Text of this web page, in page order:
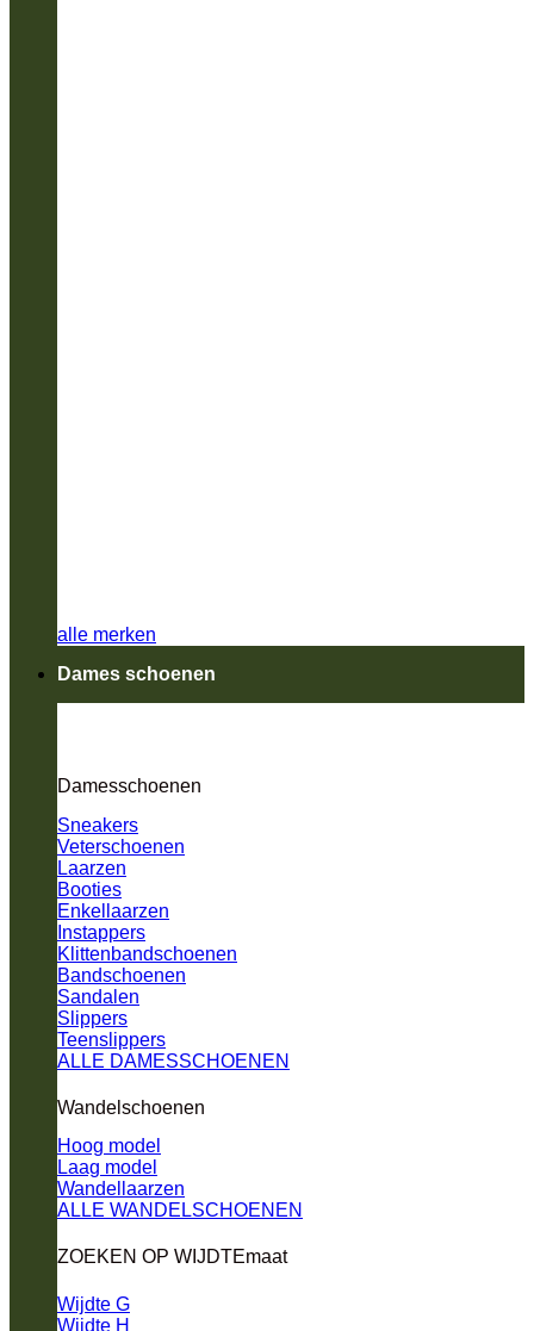
alle merken
Dames schoenen
Damesschoenen
Sneakers
Veterschoenen
Laarzen
Booties
Enkellaarzen
Instappers
Klittenbandschoenen
Bandschoenen
Sandalen
Slippers
Teenslippers
ALLE DAMESSCHOENEN
Wandelschoenen
Hoog model
Laag model
Wandellaarzen
ALLE WANDELSCHOENEN
ZOEKEN OP WIJDTEmaat
Wijdte G
Wijdte H